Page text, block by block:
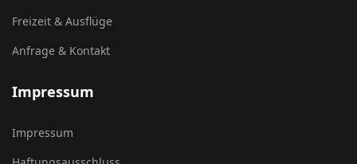
Freizeit & Ausflüge
Anfrage & Kontakt
Impressum
Impressum